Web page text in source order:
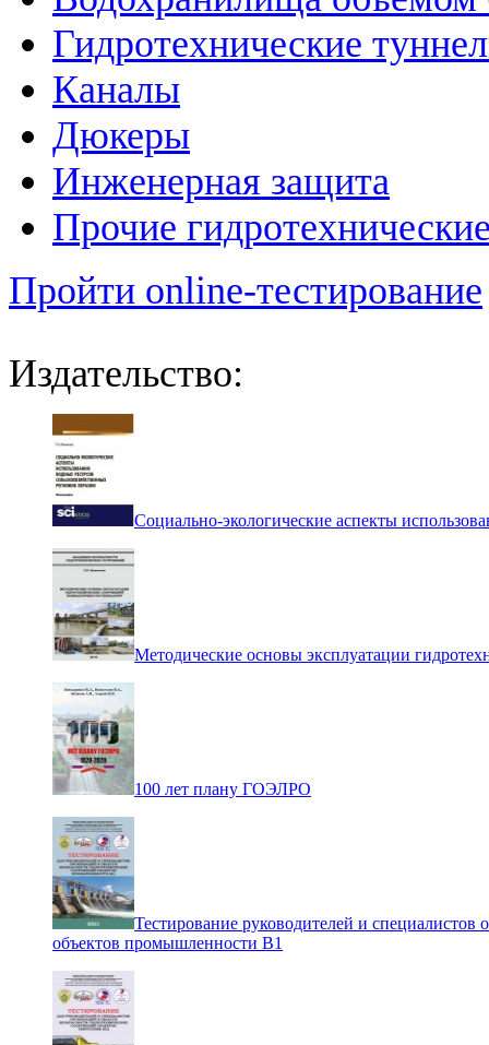
Гидротехнические
Каналы
Дюкеры
Инженерная защита
Прочие
Пройти online-тестирование
Издательство:
Социально-экологические аспекты
Методические основы эксплуатации
100 лет плану ГОЭЛРО
Тестирование руководителей и специалистов
объектов промышленности В1